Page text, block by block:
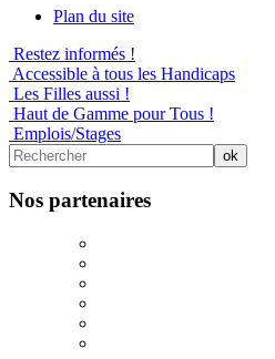
Plan du site
Restez informés !
Accessible à tous les Handicaps
Les Filles aussi !
Haut de Gamme pour Tous !
Emplois/Stages
Nos partenaires